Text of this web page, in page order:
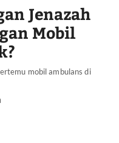
Jenazah
Mobil
mobil ambulans di